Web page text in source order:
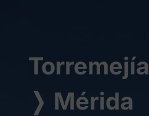
Torremejía
❭ Mérida